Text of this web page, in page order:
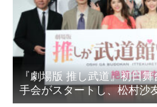
『劇場版 推し武道』初日
手会がスタートし、松村沙
ピール！？